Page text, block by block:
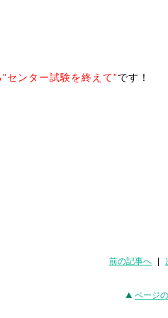
センター試験を終えて”です！
前の記事へ
ページ